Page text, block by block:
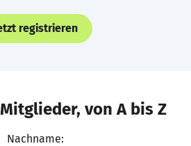
registrieren
Mitglieder, von A bis Z
Nachname: